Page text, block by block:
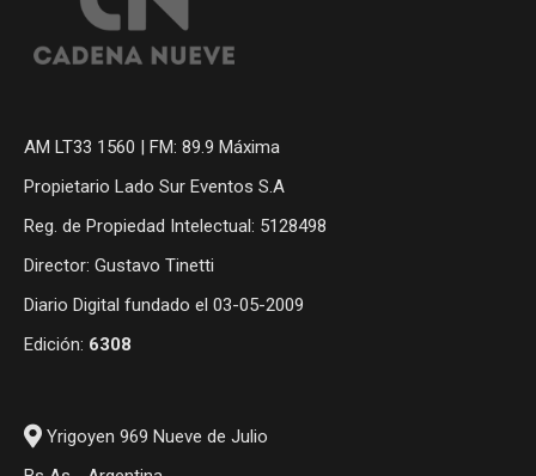
AM LT33 1560 | FM: 89.9 Máxima
Propietario Lado Sur Eventos S.A
Reg. de Propiedad Intelectual: 5128498
Director: Gustavo Tinetti
Diario Digital fundado el 03-05-2009
Edición: 6308
Yrigoyen 969 Nueve de Julio